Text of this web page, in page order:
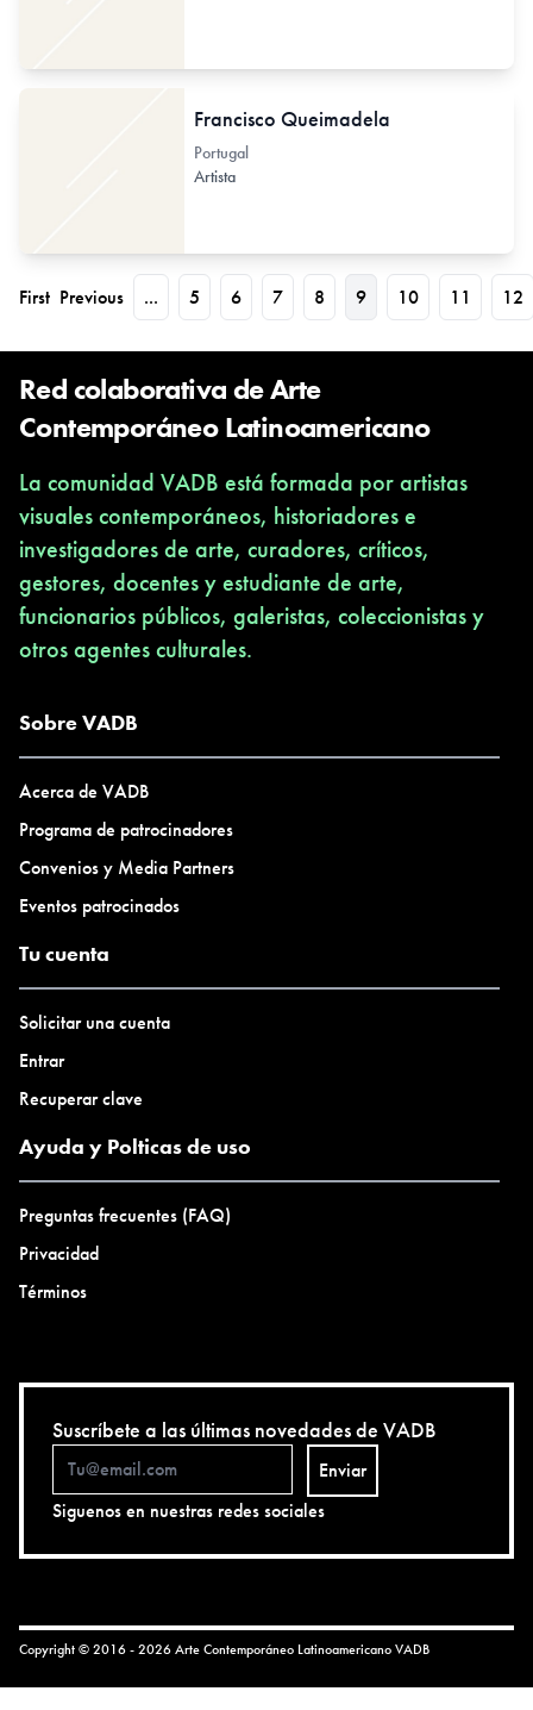
Francisco Queimadela
Portugal
Artista
First Previous ... 5 6 7 8 9 10 11 12
Red colaborativa de Arte
Contemporáneo Latinoamericano
La comunidad VADB está formada por artistas
visuales contemporáneos, historiadores e
investigadores de arte, curadores, críticos,
gestores, docentes y estudiante de arte,
funcionarios públicos, galeristas, coleccionistas y
otros agentes culturales.
Sobre VADB
Acerca de VADB
Programa de patrocinadores
Convenios y Media Partners
Eventos patrocinados
Tu cuenta
Solicitar una cuenta
Entrar
Recuperar clave
Ayuda y Polticas de uso
Preguntas frecuentes (FAQ)
Privacidad
Términos
Suscríbete a las últimas novedades de VADB
Enviar
Siguenos en nuestras redes sociales
Copyright © 2016 - 2026 Arte Contemporáneo LatinoamericanoVADB